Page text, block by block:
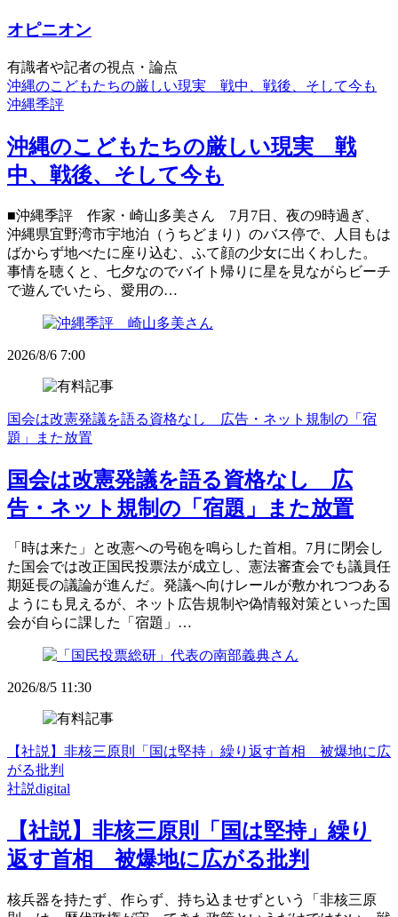
オピニオン
有識者や記者の視点・論点
沖縄のこどもたちの厳しい現実 戦中、戦後、そして今も
沖縄季評
沖縄のこどもたちの厳しい現実 戦
中、戦後、そして今も
■沖縄季評 作家・崎山多美さん 7月7日、夜の9時過ぎ、
沖縄県宜野湾市宇地泊（うちどまり）のバス停で、人目もは
ばからず地べたに座り込む、ふて顔の少女に出くわした。
事情を聴くと、七夕なのでバイト帰りに星を見ながらビーチ
で遊んでいたら、愛用の…
2026/8/6 7:00
国会は改憲発議を語る資格なし 広告・ネット規制の「宿
題」また放置
国会は改憲発議を語る資格なし 広
告・ネット規制の「宿題」また放置
「時は来た」と改憲への号砲を鳴らした首相。7月に閉会し
た国会では改正国民投票法が成立し、憲法審査会でも議員任
期延長の議論が進んだ。発議へ向けレールが敷かれつつある
ようにも見えるが、ネット広告規制や偽情報対策といった国
会が自らに課した「宿題」…
2026/8/5 11:30
【社説】非核三原則「国は堅持」繰り返す首相 被爆地に広
がる批判
社説digital
【社説】非核三原則「国は堅持」繰り
返す首相 被爆地に広がる批判
核兵器を持たず、作らず、持ち込ませずという「非核三原